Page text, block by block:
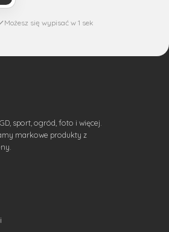
Możesz się wypisać w 1 sek
sport, ogród, foto i więcej.
markowe produkty z